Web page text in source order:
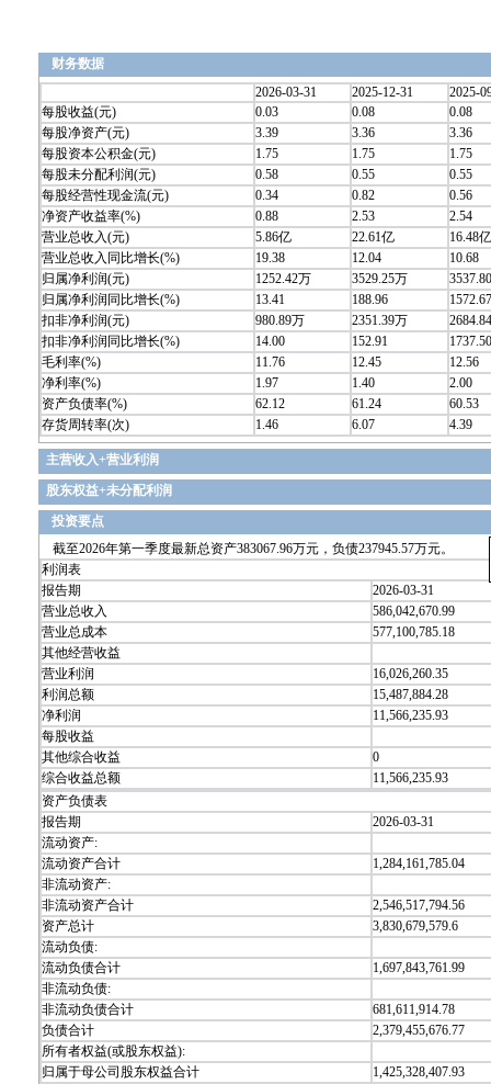
财务数据
2026-03-31
2025-12-31
2025-
每股收益(元)
0.03 0.08
0.08
每股净资产(元)
3.39 3.36
3.36
每股资本公积金(元)
1.75 1.75
1.75
每股未分配利润(元)
0.58 0.55
0.55
每股经营性现金流(元)
0.34 0.82
0.56
净资产收益率(%)
0.88 2.53
2.54
营业总收入(元)
5.86亿 22.61亿
16.48亿
营业总收入同比增长(%)
19.38 12.04
10.68
归属净利润(元)
1252.42万 3529.25万
归属净利润同比增长(%)
13.41 188.96
1572.67
扣非净利润(元)
980.89万 2351.39万
扣非净利润同比增长(%)
14.00 152.91
1737.50
毛利率(%)
11.76 12.45
12.56
净利率(%)
1.97 1.40
2.00
资产负债率(%)
62.12 61.24
60.53
存货周转率(次)
1.46 6.07 4.39
主营收入+营业利润
股东权益+未分配利润
投资要点
截至2026年第一季度最新总资产383067.96万元，负债237945.57万元。
利润表
报告期
2026-03-31
营业总收入
586,042,670.99
营业总成本
577,100,785.18
其他经营收益
营业利润
16,026,260.35
利润总额
15,487,884.28
净利润
11,566,235.93
每股收益
其他综合收益
0
综合收益总额
11,566,235.93
资产负债表
报告期
2026-03-31
流动资产:
流动资产合计
1,284,161,785.04
非流动资产:
非流动资产合计
2,546,517,794.56
资产总计
3,830,679,579.6
流动负债:
流动负债合计
1,697,843,761.99
非流动负债:
非流动负债合计
681,611,914.78
负债合计
2,379,455,676.77
所有者权益(或股东权益):
归属于母公司股东权益合计
1,425,328,407.93